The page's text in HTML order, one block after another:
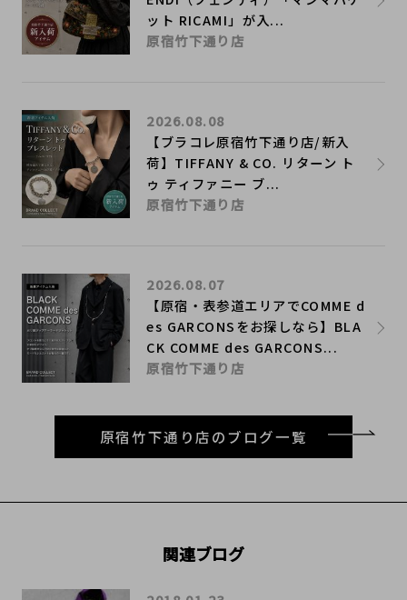
ット RICAMI」が入...
原宿竹下通り店
【ブラコレ原宿竹下通り店/新入
荷】TIFFANY & CO. リターン ト
ゥ ティファニー ブ...
2026.08.08
原宿竹下通り店
【原宿・表参道エリアでCOMME d
es GARCONSをお探しなら】BLA
CK COMME des GARCONS...
2026.08.07
原宿竹下通り店
原宿竹下通り店のブログ一覧
関連ブログ